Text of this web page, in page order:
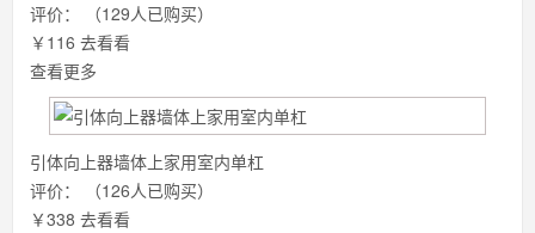
评价：
（129人已购买）
￥116 去看看
查看更多
引体向上器墙体上家用室内单杠
评价：
（126人已购买）
￥338 去看看